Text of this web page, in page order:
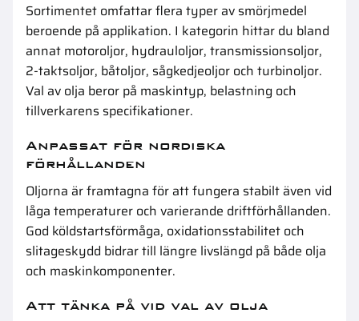
Sortimentet omfattar flera typer av smörjmedel
beroende på applikation. I kategorin hittar du bland
annat motoroljor, hydrauloljor, transmissionsoljor,
2-taktsoljor, båtoljor, sågkedjeoljor och turbinoljor.
Val av olja beror på maskintyp, belastning och
tillverkarens specifikationer.
Anpassat för nordiska
förhållanden
Oljorna är framtagna för att fungera stabilt även vid
låga temperaturer och varierande driftförhållanden.
God köldstartsförmåga, oxidationsstabilitet och
slitageskydd bidrar till längre livslängd på både olja
och maskinkomponenter.
Att tänka på vid val av olja